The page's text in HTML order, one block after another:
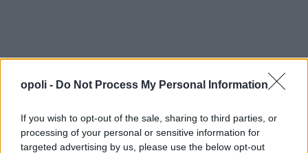
opoli - Do Not Process My Personal Information
If you wish to opt-out of the sale, sharing to third parties, or
processing of your personal or sensitive information for
targeted advertising by us, please use the below opt-out